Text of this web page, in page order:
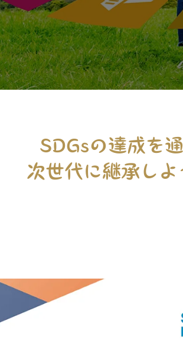
SDGsの達成を
次世代に継承し